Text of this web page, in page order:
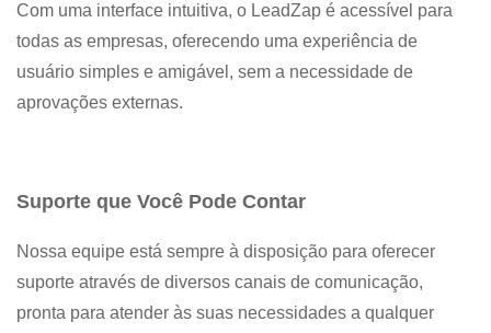
Com uma interface intuitiva, o LeadZap é acessível para
todas as empresas, oferecendo uma experiência de
usuário simples e amigável, sem a necessidade de
aprovações externas.
Suporte que Você Pode Contar
Nossa equipe está sempre à disposição para oferecer
suporte através de diversos canais de comunicação,
pronta para atender às suas necessidades a qualquer